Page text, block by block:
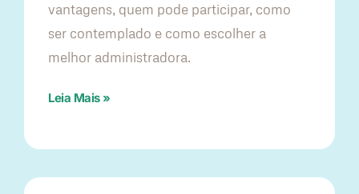
vantagens, quem pode participar, como
ser contemplado e como escolher a
melhor administradora.
Leia Mais »